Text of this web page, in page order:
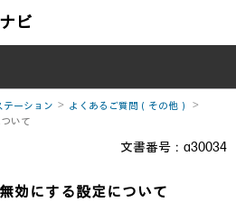
ビ
テーション
よくあるご質問（その他）
いて
文書番号：a30034
効にする設定について